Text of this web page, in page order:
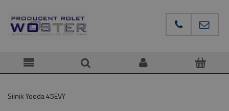
Silnik Yooda 45EVY